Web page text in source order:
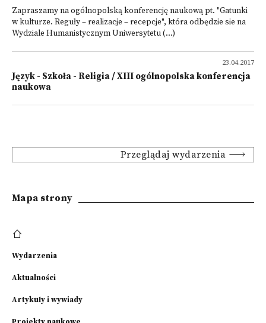
Zapraszamy na ogólnopolską konferencję naukową pt. "Gatunki
w kulturze. Reguły – realizacje – recepcje", która odbędzie sie na
Wydziale Humanistycznym Uniwersytetu (...)
23.04.2017
Język - Szkoła - Religia / XIII ogólnopolska konferencja
naukowa
Przeglądaj wydarzenia
Mapa strony
Wydarzenia
Aktualności
Artykuły i wywiady